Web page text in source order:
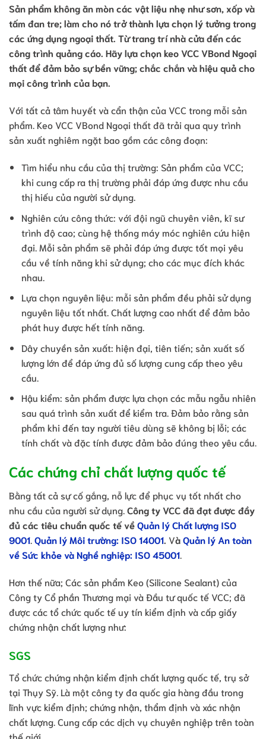
Sản phẩm không ăn mòn các vật liệu nhẹ như sơn, xốp và
tấm đan tre; làm cho nó trở thành lựa chọn lý tưởng trong
các ứng dụng ngoại thất. Từ trang trí nhà cửa đến các
công trình quảng cáo. Hãy lựa chọn keo VCC VBond Ngoại
thất để đảm bảo sự bền vững; chắc chắn và hiệu quả cho
mọi công trình của bạn.
Với tất cả tâm huyết và cẩn thận của VCC trong mỗi sản
phẩm. Keo VCC VBond Ngoại thất đã trải qua quy trình
sản xuất nghiêm ngặt bao gồm các công đoạn:
Tìm hiểu nhu cầu của thị trường: Sản phẩm của VCC;
khi cung cấp ra thị trường phải đáp ứng được nhu cầu
thị hiếu của người sử dụng.
Nghiên cứu công thức: với đội ngũ chuyên viên, kĩ sư
trình độ cao; cùng hệ thống máy móc nghiên cứu hiện
đại. Mỗi sản phẩm sẽ phải đáp ứng được tốt mọi yêu
cầu về tính năng khi sử dụng; cho các mục đích khác
nhau.
Lựa chọn nguyên liệu: mỗi sản phẩm đều phải sử dụng
nguyên liệu tốt nhất. Chất lượng cao nhất để đảm bảo
phát huy được hết tính năng.
Dây chuyền sản xuất: hiện đại, tiên tiến; sản xuất số
lượng lớn để đáp ứng đủ số lượng cung cấp theo yêu
cầu.
Hậu kiểm: sản phẩm được lựa chọn các mẫu ngẫu nhiên
sau quá trình sản xuất để kiểm tra. Đảm bảo rằng sản
phẩm khi đến tay người tiêu dùng sẽ không bị lỗi; các
tính chất và đặc tính được đảm bảo đúng theo yêu cầu.
Các chứng chỉ chất lượng quốc tế
Bằng tất cả sự cố gắng, nỗ lực để phục vụ tốt nhất cho
nhu cầu của người sử dụng.Công ty VCC đã đạt được đầy
đủ các tiêu chuẩn quốc tế vềQuản lý Chất lượng ISO
9001.Quản lý Môi trường: ISO 14001. VàQuản lý An toàn
về Sức khỏe và Nghề nghiệp: ISO 45001.
Hơn thế nữa; Các sản phẩm Keo (Silicone Sealant) của
Công ty Cổ phần Thương mại và Đầu tư quốc tế VCC; đã
được các tổ chức quốc tế uy tín kiểm định và cấp giấy
chứng nhận chất lượng như:
SGS
Tổ chức chứng nhận kiểm định chất lượng quốc tế, trụ sở
tại Thụy Sỹ. Là một công ty đa quốc gia hàng đầu trong
lĩnh vực kiểm định; chứng nhận, thẩm định và xác nhận
chất lượng. Cung cấp các dịch vụ chuyên nghiệp trên toàn